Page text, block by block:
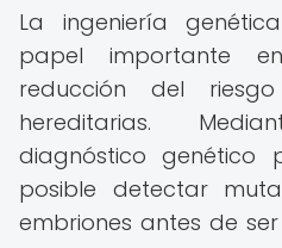
La ingeniería
papel importante
reducción del
hereditarias.
diagnóstico genético
posible detectar
embriones antes de